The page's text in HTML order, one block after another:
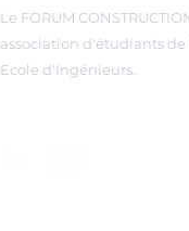
Le FORUM
association d'étudiants de
Ecole d'Ingénieurs.